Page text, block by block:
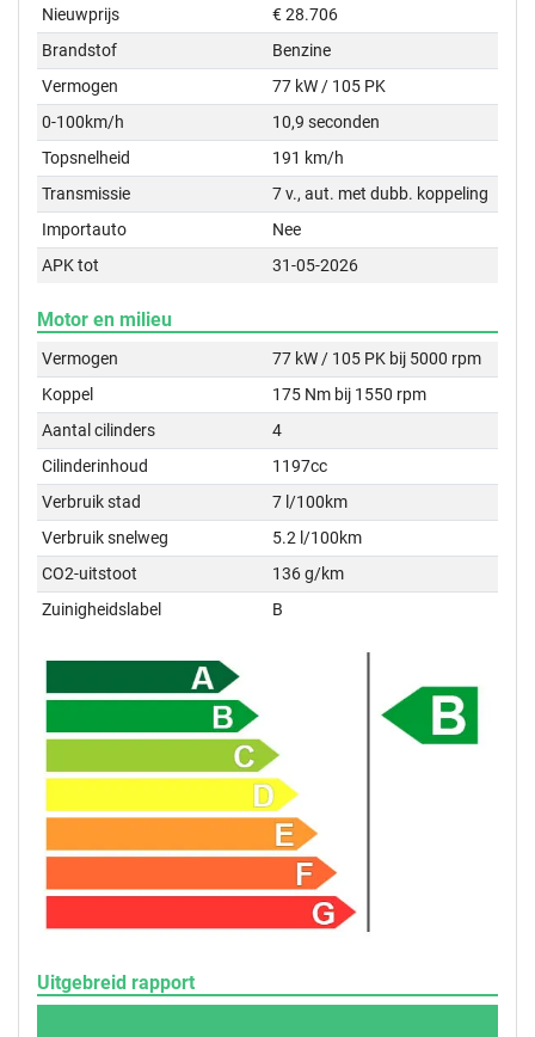
Nieuwprijs
€ 28.706
Brandstof
Benzine
Vermogen
77 kW / 105 PK
0-100km/h
10,9 seconden
Topsnelheid
191 km/h
Transmissie
7 v., aut. met dubb. koppeling
Importauto
Nee
APK tot
31-05-2026
Motor en milieu
Vermogen
77 kW / 105 PK bij 5000 rpm
Koppel
175 Nm bij 1550 rpm
Aantal cilinders
4
Cilinderinhoud
1197cc
Verbruik stad
7 l/100km
Verbruik snelweg
5.2 l/100km
CO2-uitstoot
136 g/km
Zuinigheidslabel
B
Uitgebreid rapport